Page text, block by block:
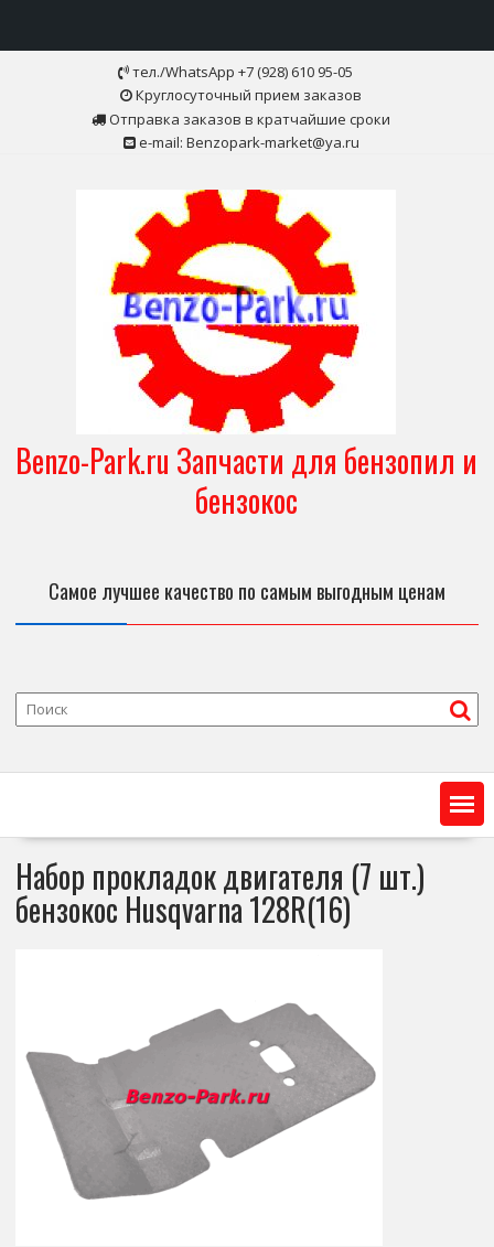
тел./WhatsApp +7 (928) 610 95-05
Круглосуточный прием заказов
Отправка заказов в кратчайшие сроки
e-mail: Benzopark-market@ya.ru
Benzo-Park.ru Запчасти для бензопил и
бензокос
Самое лучшее качество по самым выгодным ценам
Набор прокладок двигателя (7 шт.)
бензокос Husqvarna 128R(16)